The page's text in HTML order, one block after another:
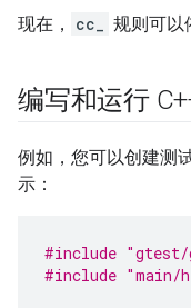
现在， cc_ 规则可以
编写和运行
例如，您可以创建测
示：
#include
#include "main/